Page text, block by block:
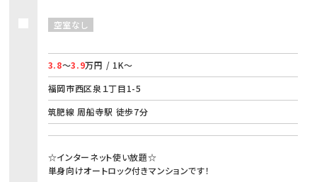
空室なし
3.8～3.9万円 / 1K～
福岡市西区泉１丁目1-5
筑肥線 周船寺駅 徒歩7分
☆インターネット使い放題☆
単身向けオートロック付きマンションです！